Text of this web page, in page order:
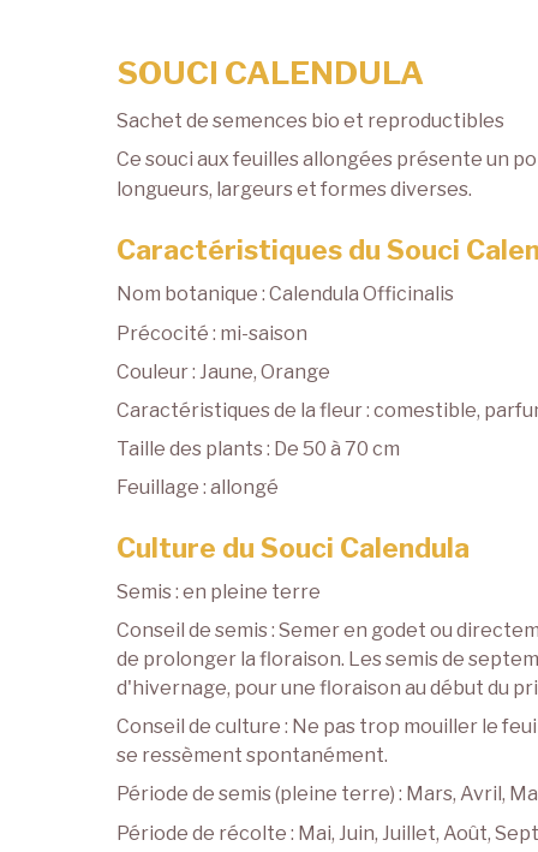
SOUCI CALENDULA
Sachet de semences bio et reproductibles
Ce souci aux feuilles allongées présente un
longueurs, largeurs et formes diverses.
Caractéristiques du Souci
Nom botanique : Calendula Officinalis
Précocité : mi-saison
Couleur : Jaune, Orange
Caractéristiques de la fleur : comestible,
Taille des plants : De 50 à 70 cm
Feuillage : allongé
Culture du Souci Calendula
Semis : en pleine terre
Conseil de semis : Semer en godet ou
de prolonger la floraison. Les semis de
d'hivernage, pour une floraison au début du
Conseil de culture : Ne pas trop mouiller le
se ressèment spontanément.
Période de semis (pleine terre) : Mars, Avril,
Période de récolte : Mai, Juin, Juillet, Août,